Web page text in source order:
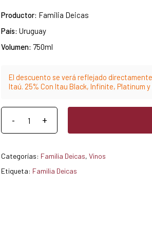
Productor: Familia Deicas
País: Uruguay
Volumen: 750ml
El descuento se verá reflejado
Itaú. 25% Con Itau Black, Infinite, Platinum y
Categorías: Familia Deicas, Vinos
Etiqueta: Familia Deicas